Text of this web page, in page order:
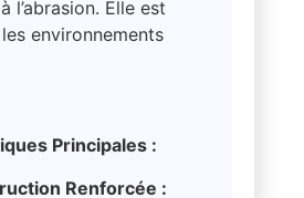
l’abrasion. Elle est
environnements
Principales :
Renforcée :